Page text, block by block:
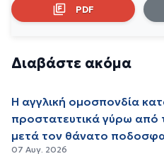
PDF
Διαβάστε ακόμα
Η αγγλική ομοσπονδία
προστατευτικά γύρω από
μετά τον θάνατο
07 Αυγ. 2026